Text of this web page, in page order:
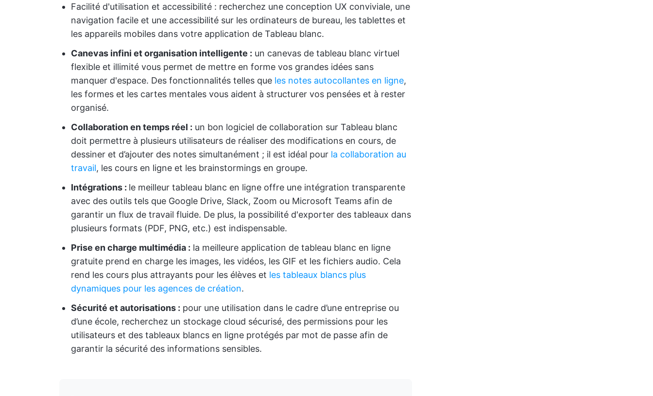
Facilité d'utilisation et accessibilité : recherchez une conception UX conviviale, une
navigation facile et une accessibilité sur les ordinateurs de bureau, les tablettes et
les appareils mobiles dans votre application de Tableau blanc.
Canevas infini et organisation intelligente : un canevas de tableau blanc virtuel
flexible et illimité vous permet de mettre en forme vos grandes idées sans
manquer d'espace. Des fonctionnalités telles que les notes autocollantes en ligne,
les formes et les cartes mentales vous aident à structurer vos pensées et à rester
organisé.
Collaboration en temps réel : un bon logiciel de collaboration sur Tableau blanc
doit permettre à plusieurs utilisateurs de réaliser des modifications en cours, de
dessiner et d’ajouter des notes simultanément ; il est idéal pour la collaboration au
travail, les cours en ligne et les brainstormings en groupe.
Intégrations : le meilleur tableau blanc en ligne offre une intégration transparente
avec des outils tels que Google Drive, Slack, Zoom ou Microsoft Teams afin de
garantir un flux de travail fluide. De plus, la possibilité d'exporter des tableaux dans
plusieurs formats (PDF, PNG, etc.) est indispensable.
Prise en charge multimédia : la meilleure application de tableau blanc en ligne
gratuite prend en charge les images, les vidéos, les GIF et les fichiers audio. Cela
rend les cours plus attrayants pour les élèves et les tableaux blancs plus
dynamiques pour les agences de création.
Sécurité et autorisations : pour une utilisation dans le cadre d’une entreprise ou
d’une école, recherchez un stockage cloud sécurisé, des permissions pour les
utilisateurs et des tableaux blancs en ligne protégés par mot de passe afin de
garantir la sécurité des informations sensibles.